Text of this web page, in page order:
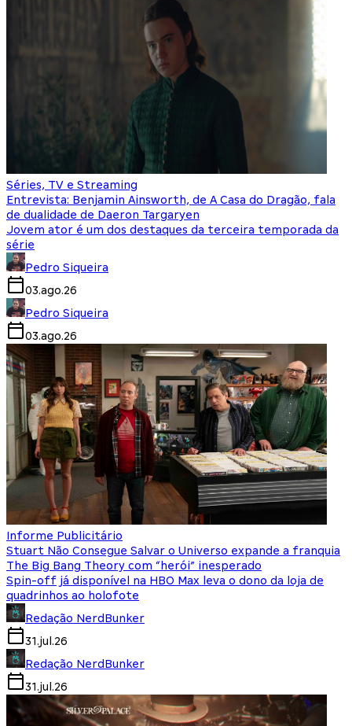
Séries, TV e Streaming
Entrevista: Benjamin Ainsworth, de A Casa do Dragão, fala
de dualidade de Daeron Targaryen
Jovem ator é um dos destaques da terceira temporada da
série
Pedro Siqueira
03.ago.26
Pedro Siqueira
03.ago.26
Informe Publicitário
Stuart Não Consegue Salvar o Universo expande a franquia
The Big Bang Theory com “herói” inesperado
Spin-off já disponível na HBO Max leva o dono da loja de
quadrinhos ao holofote
Redação NerdBunker
31.jul.26
Redação NerdBunker
31.jul.26